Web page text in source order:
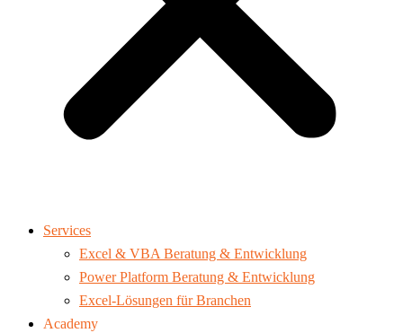
Services
Excel & VBA Beratung & Entwicklung
Power Platform Beratung & Entwicklung
Excel-Lösungen für Branchen
Academy